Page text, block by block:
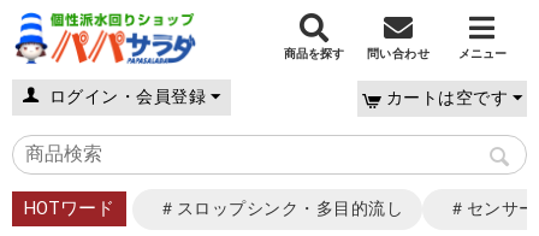
商品を探す 問い合わせ メニュー
ログイン・会員登録 カートは空です
HOTワード ＃スロップシンク・多目的流し ＃センサ